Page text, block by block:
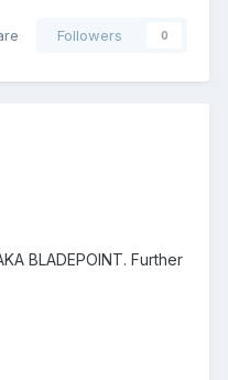
Followers 0
BLADEPOINT. Further